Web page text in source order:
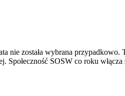
nie została wybrana
SOSW co roku